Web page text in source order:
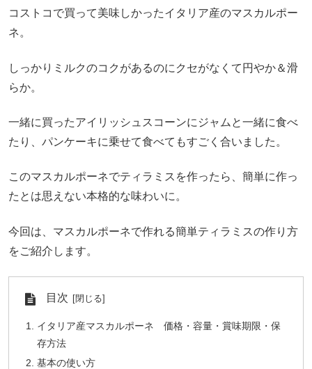
コストコで買って美味しかったイタリア産のマスカルポー
ネ。
しっかりミルクのコクがあるのにクセがなくて円やか＆滑
らか。
一緒に買ったアイリッシュスコーンにジャムと一緒に食べ
たり、パンケーキに乗せて食べてもすごく合いました。
このマスカルポーネでティラミスを作ったら、簡単に作っ
たとは思えない本格的な味わいに。
今回は、マスカルポーネで作れる簡単ティラミスの作り方
をご紹介します。
目次
イタリア産マスカルポーネ 価格・容量・賞味期限・保
存方法
基本の使い方